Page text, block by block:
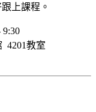
上課程。
9:30
4201教室